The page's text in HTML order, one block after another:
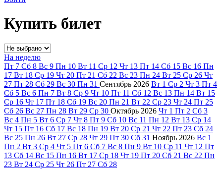
Купить билет
На неделю
Пт 7 Сб 8 Вс 9 Пн 10 Вт 11 Ср 12 Чт 13 Пт 14 Сб 15 Вс 16 Пн
17 Вт 18 Ср 19 Чт 20 Пт 21 Сб 22 Вс 23 Пн 24 Вт 25 Ср 26 Чт
27 Пт 28 Сб 29 Вс 30 Пн 31 Сентябрь 2026 Вт 1 Ср 2 Чт 3 Пт 4
Сб 5 Вс 6 Пн 7 Вт 8 Ср 9 Чт 10 Пт 11 Сб 12 Вс 13 Пн 14 Вт 15
Ср 16 Чт 17 Пт 18 Сб 19 Вс 20 Пн 21 Вт 22 Ср 23 Чт 24 Пт 25
Сб 26 Вс 27 Пн 28 Вт 29 Ср 30 Октябрь 2026 Чт 1 Пт 2 Сб 3
Вс 4 Пн 5 Вт 6 Ср 7 Чт 8 Пт 9 Сб 10 Вс 11 Пн 12 Вт 13 Ср 14
Чт 15 Пт 16 Сб 17 Вс 18 Пн 19 Вт 20 Ср 21 Чт 22 Пт 23 Сб 24
Вс 25 Пн 26 Вт 27 Ср 28 Чт 29 Пт 30 Сб 31 Ноябрь 2026 Вс 1
Пн 2 Вт 3 Ср 4 Чт 5 Пт 6 Сб 7 Вс 8 Пн 9 Вт 10 Ср 11 Чт 12 Пт
13 Сб 14 Вс 15 Пн 16 Вт 17 Ср 18 Чт 19 Пт 20 Сб 21 Вс 22 Пн
23 Вт 24 Ср 25 Чт 26 Пт 27 Сб 28